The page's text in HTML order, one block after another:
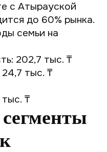
с Атырауской
до 60% рынка.
семьи на
202,7 тыс. ₸
тыс. ₸
₸